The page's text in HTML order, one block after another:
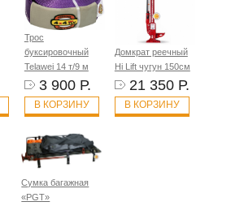
Трос
буксировочный
Telawei 14 т/9 м
3 900 Р.
В КОРЗИНУ
Домкрат реечный
Hi Lift чугун 150см
21 350 Р.
В КОРЗИНУ
Сумка багажная
«PGT»